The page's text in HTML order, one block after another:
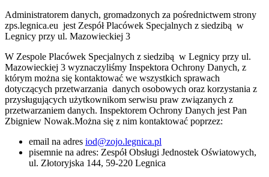
Administratorem danych, gromadzonych za pośrednictwem strony
zps.legnica.eu jest Zespół Placówek Specjalnych z siedzibą w
Legnicy przy ul. Mazowieckiej 3
W Zespole Placówek Specjalnych z siedzibą w Legnicy przy ul.
Mazowieckiej 3 wyznaczyliśmy Inspektora Ochrony Danych, z
którym można się kontaktować we wszystkich sprawach
dotyczących przetwarzania danych osobowych oraz korzystania z
przysługujących użytkownikom serwisu praw związanych z
przetwarzaniem danych. Inspektorem Ochrony Danych jest Pan
Zbigniew Nowak.Można się z nim kontaktować poprzez:
email na adres iod@zojo.legnica.pl
pisemnie na adres: Zespół Obsługi Jednostek Oświatowych,
ul. Złotoryjska 144, 59-220 Legnica